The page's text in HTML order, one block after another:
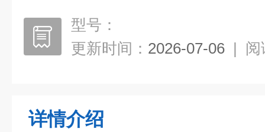
型号：
更新时间： 2026-07-06 | 阅
详情介绍